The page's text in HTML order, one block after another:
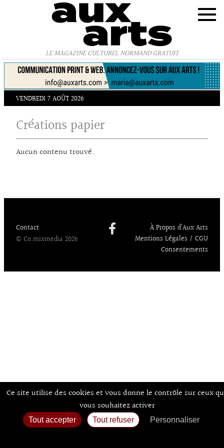
LE MAGAZINE CULTUREL NORMAND GRATUIT
VENDREDI 7 AOÛT 2026
Créations papier
Aucun contenu trouvé.
Contact
© Co.mixmedia 2026
À Propos d’Aux Arts
Mentions Légales / CGU
Consentements
Panneau de gestion des cookies
Ce site utilise des cookies et vous donne le contrôle sur ceux
vous souhaitez activer
Tout accepter Tout refuser
Personnaliser